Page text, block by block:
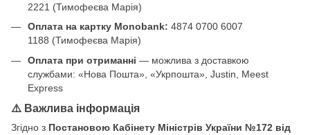
2221 (Тимофеєва Марія)
Оплата на картку Monobank: 4874 0700 6007
1188 (Тимофеєва Марія)
Оплата при отриманні — можлива з доставкою
службами: «Нова Пошта», «Укрпошта», Justin, Meest
Express
⚠️ Важлива інформація
Згідно з Постановою Кабінету Міністрів України №172 від